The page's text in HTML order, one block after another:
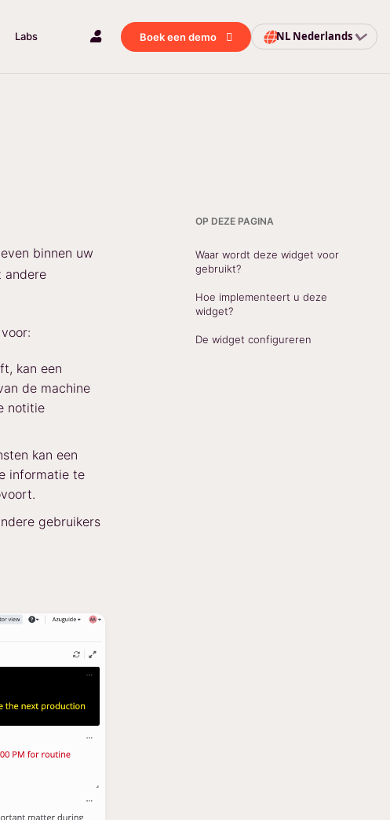
Labs Boek een demo NL Nederlands
binnen uw
andere
kan een
de machine
notitie
kan een
informatie te
gebruikers
OP DEZE PAGINA
Waar wordt deze widget voor
gebruikt?
Hoe implementeert u deze
widget?
De widget configureren